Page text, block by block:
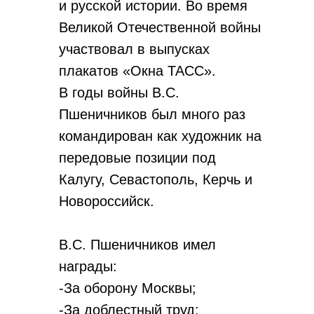
и русской истории. Во время
Великой Отечественной войны
участвовал в выпусках
плакатов «Окна ТАСС».
В годы войны В.С.
Пшеничников был много раз
командирован как художник на
передовые позиции под
Калугу, Севастополь, Керчь и
Новороссийск.
В.С. Пшеничников имел
награды:
-За оборону Москвы;
-За доблестный труд;